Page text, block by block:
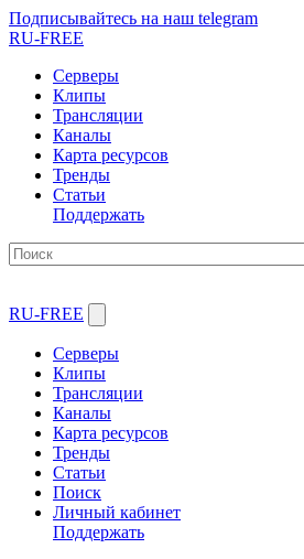
Подписывайтесь на наш telegram
RU-FREE
Серверы
Клипы
Трансляции
Каналы
Карта ресурсов
Тренды
Статьи
Поддержать
RU-FREE
Серверы
Клипы
Трансляции
Каналы
Карта ресурсов
Тренды
Статьи
Поиск
Личный кабинет
Поддержать